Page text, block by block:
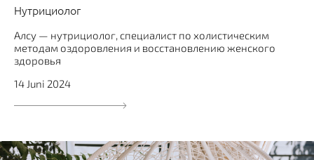
Нутрициолог
Алсу — нутрициолог, специалист по холистическим
методам оздоровления и восстановлению женского
здоровья
14 Juni 2024